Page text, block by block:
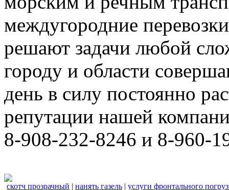
междугородние
решают задачи любой
городу и области
день в силу постоянно
репутации нашей
8-908-232-8246 и 8-960-
скотч прозрачный | нанять газель | услуги фронтального